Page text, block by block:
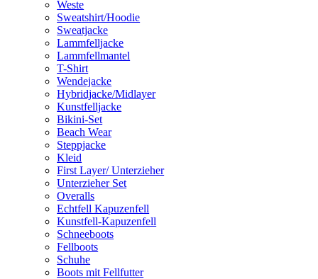
Weste
Sweatshirt/Hoodie
Sweatjacke
Lammfelljacke
Lammfellmantel
T-Shirt
Wendejacke
Hybridjacke/Midlayer
Kunstfelljacke
Bikini-Set
Beach Wear
Steppjacke
Kleid
First Layer/ Unterzieher
Unterzieher Set
Overalls
Echtfell Kapuzenfell
Kunstfell-Kapuzenfell
Schneeboots
Fellboots
Schuhe
Boots mit Fellfutter